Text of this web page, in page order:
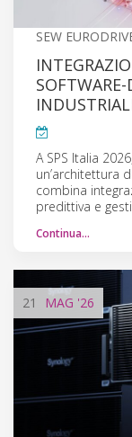
SEW
A SPS Italia
un’architettura
combina
predittiva e
Continua…
21 MAG '26